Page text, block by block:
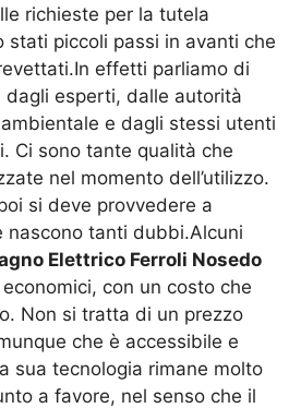
richieste per la tutela
stati piccoli passi in avanti che
effetti parliamo di
esperti, dalle autorità
e dagli stessi utenti
Ci sono tante qualità che
nel momento dell’utilizzo.
si deve provvedere a
nascono tanti dubbi.Alcuni
Elettrico Ferroli Nosedo
con un costo che
Non si tratta di un prezzo
che è accessibile e
sua tecnologia rimane molto
a favore, nel senso che il